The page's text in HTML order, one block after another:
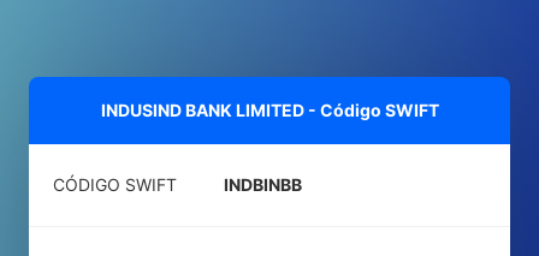
INDUSIND BANK LIMITED - Código SWIFT
CÓDIGO SWIFT INDBINBB